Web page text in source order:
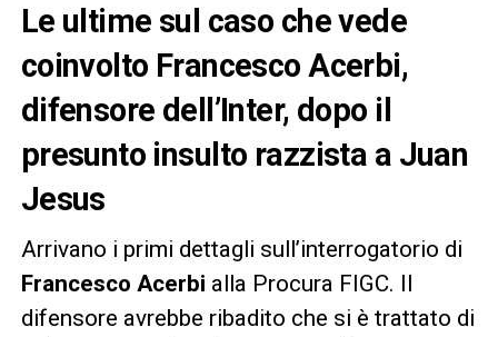
Le ultime sul caso che vede
coinvolto Francesco Acerbi,
difensore dell’Inter, dopo il
presunto insulto razzista a Juan
Jesus
Arrivano i primi dettagli sull’interrogatorio di
Francesco Acerbi alla Procura FIGC. Il
difensore avrebbe ribadito che si è trattato di